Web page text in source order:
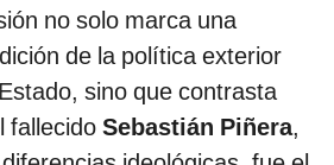
no solo marca una
de la política exterior
sino que contrasta
fallecido Sebastián Piñera,